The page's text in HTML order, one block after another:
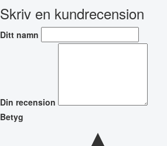
Skriv en kundrecension
Ditt namn
Din recension
Betyg